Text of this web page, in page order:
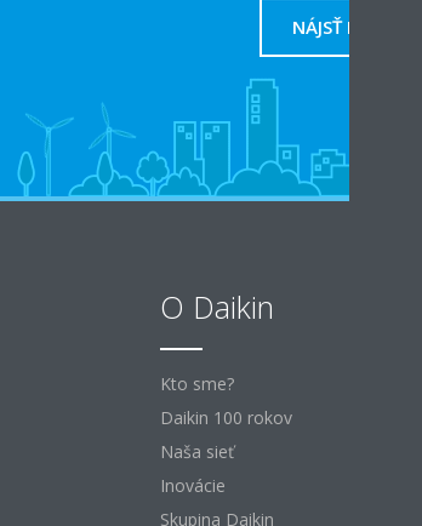
NÁJSŤ PREDAJCU
O Daikin
Kto sme?
Daikin 100 rokov
Naša sieť
Inovácie
Skupina Daikin